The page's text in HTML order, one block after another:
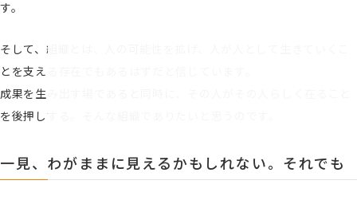
す。
そして、組織とは、人の可能性を拡げ、人が人として生きていくこ
とを支える存在でもあるはずだと信じています。
成果を生み出す場であると同時に、その人がその人らしく在ること
を後押しする。そんな組織でありたいと思うのです。
一見、わがままに見えるかもしれない。それでも